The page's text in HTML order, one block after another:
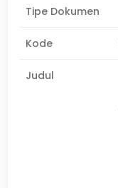
Tipe Dokumen
Kode
Judul